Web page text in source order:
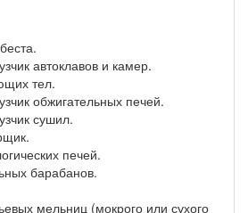
автоклавов и камер.
тел.
обжигательных печей.
сушил.
печей.
барабанов.
мельниц (мокрого или сухого